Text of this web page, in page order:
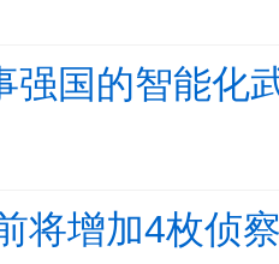
强国的智能化
将增加4枚侦